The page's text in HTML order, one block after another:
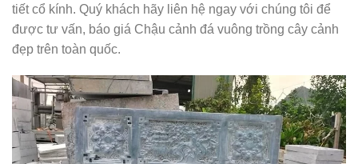
tiết cổ kính. Quý khách hãy liên hệ ngay với chúng tôi để
được tư vấn, báo giá Chậu cảnh đá vuông trồng cây cảnh
đẹp trên toàn quốc.